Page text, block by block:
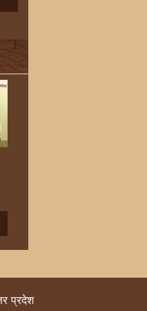
प्रदेश